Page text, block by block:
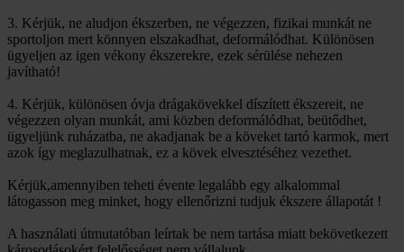
3. Kérjük, ne aludjon ékszerben, ne végezzen, fizikai munkát ne
sportoljon mert könnyen elszakadhat, deformálódhat. Különösen
ügyeljen az igen vékony ékszerekre, ezek sérülése nehezen
javítható!
4. Kérjük, különösen óvja drágakövekkel díszített ékszereit, ne
végezzen olyan munkát, ami közben deformálódhat, beütődhet,
ügyeljünk ruházatba, ne akadjanak be a köveket tartó karmok, mert
azok így meglazulhatnak, ez a kövek elvesztéséhez vezethet.
Kérjük,amennyiben teheti évente legalább egy alkalommal
látogasson meg minket, hogy ellenőrizni tudjuk ékszere állapotát !
A használati útmutatóban leírtak be nem tartása miatt bekövetkezett